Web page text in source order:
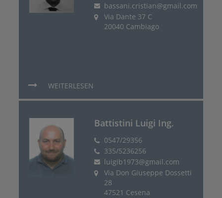
bassani.cristian@gmail.com
Via Dante 37 C
20040 Cambiago
WEITERLESEN
Battistini Luigi Ing.
0547/29356
335/5236256
luigib1973@gmail.com
Via Don Giuseppe Dossetti
28
47521 Cesena